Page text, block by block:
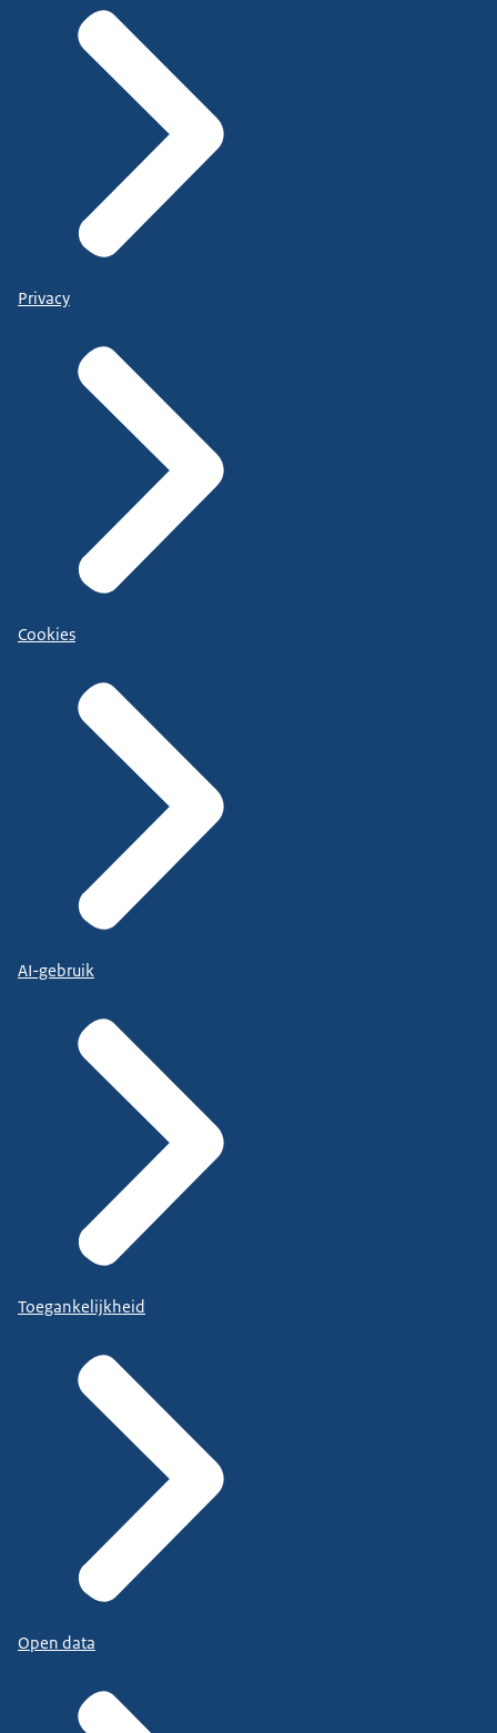
Privacy
Cookies
AI-gebruik
Toegankelijkheid
Open data